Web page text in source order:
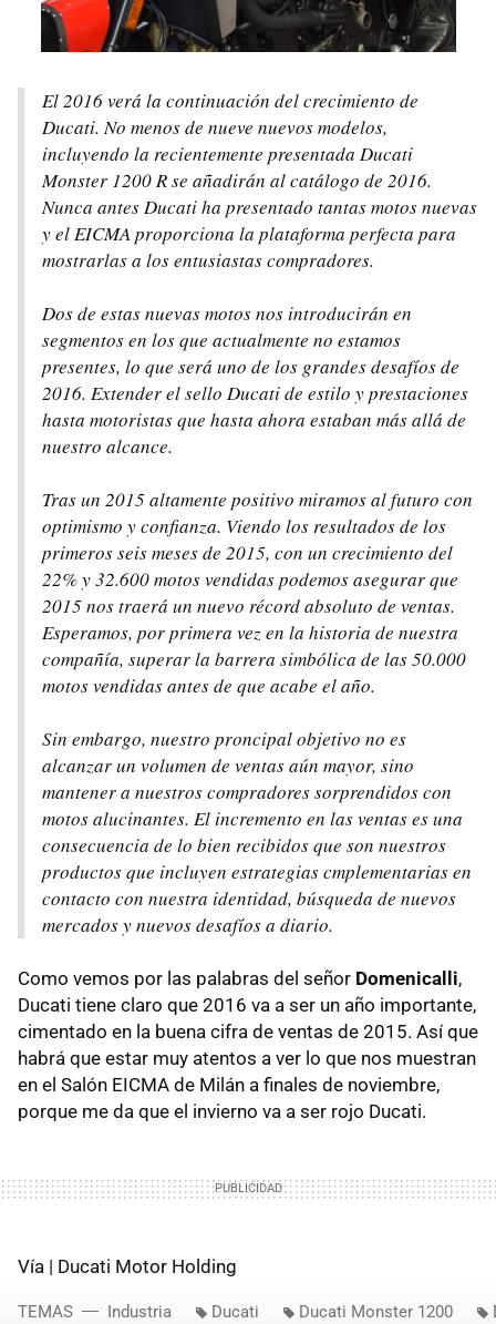
El 2016 verá la continuación del crecimiento de
Ducati. No menos de nueve nuevos modelos,
incluyendo la recientemente presentada Ducati
Monster 1200 R se añadirán al catálogo de 2016.
Nunca antes Ducati ha presentado tantas motos nuevas
y el EICMA proporciona la plataforma perfecta para
mostrarlas a los entusiastas compradores.
Dos de estas nuevas motos nos introducirán en
segmentos en los que actualmente no estamos
presentes, lo que será uno de los grandes desafíos de
2016. Extender el sello Ducati de estilo y prestaciones
hasta motoristas que hasta ahora estaban más allá de
nuestro alcance.
Tras un 2015 altamente positivo miramos al futuro con
optimismo y confianza. Viendo los resultados de los
primeros seis meses de 2015, con un crecimiento del
22% y 32.600 motos vendidas podemos asegurar que
2015 nos traerá un nuevo récord absoluto de ventas.
Esperamos, por primera vez en la historia de nuestra
compañía, superar la barrera simbólica de las 50.000
motos vendidas antes de que acabe el año.
Sin embargo, nuestro proncipal objetivo no es
alcanzar un volumen de ventas aún mayor, sino
mantener a nuestros compradores sorprendidos con
motos alucinantes. El incremento en las ventas es una
consecuencia de lo bien recibidos que son nuestros
productos que incluyen estrategias cmplementarias en
contacto con nuestra identidad, búsqueda de nuevos
mercados y nuevos desafíos a diario.
Como vemos por las palabras del señor Domenicalli,
Ducati tiene claro que 2016 va a ser un año importante,
cimentado en la buena cifra de ventas de 2015. Así que
habrá que estar muy atentos a ver lo que nos muestran
en el Salón EICMA de Milán a finales de noviembre,
porque me da que el invierno va a ser rojo Ducati.
Vía | Ducati Motor Holding
TEMAS Industria Ducati Ducati Monster 1200